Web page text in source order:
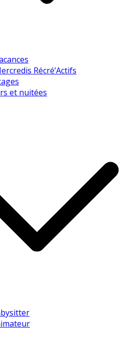
Récré’Actifs
et nuitées